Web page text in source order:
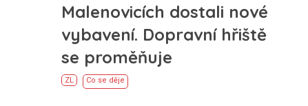
Malenovicích dostali nové
vybavení. Dopravní hřiště
se proměňuje
ZL Co se děje